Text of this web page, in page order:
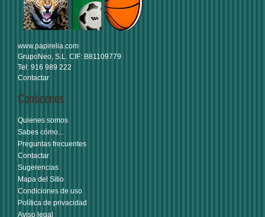
www.papirelia.com
GrupoNeo, S.L. CIF: B81109779
Tel: 916 989 222
Contactar
Conócenos
Quienes somos
Sabes cómo...
Preguntas frecuentes
Contactar
Sugerencias
Mapa del Sitio
Condiciones de uso
Política de privacidad
Aviso legal